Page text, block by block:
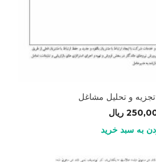
و تحلیل مشاغل
ریال
به سبد خرید